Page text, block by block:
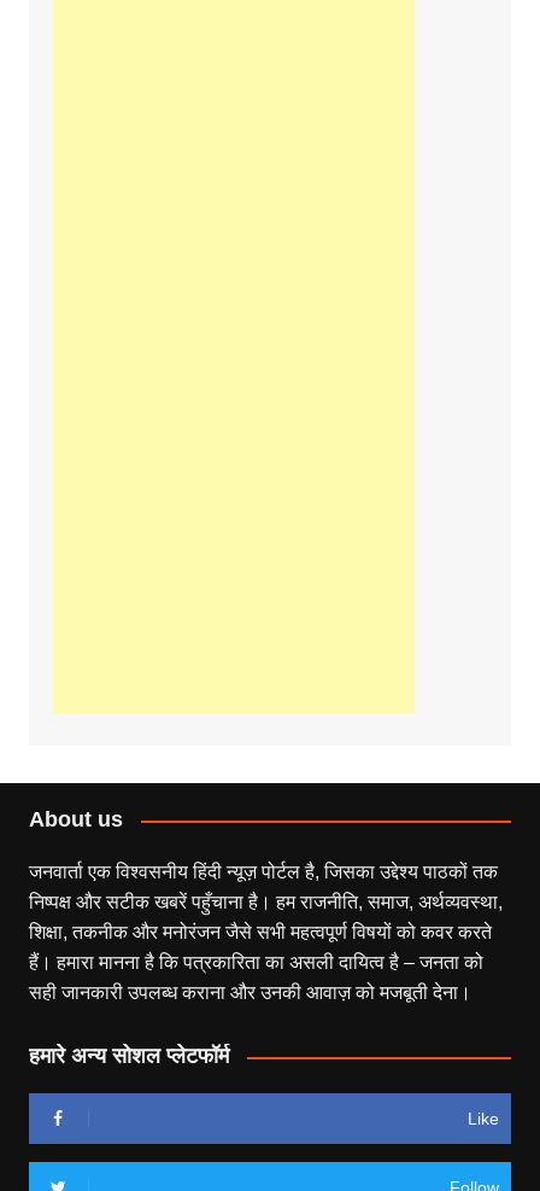
About us
जनवार्ता एक विश्वसनीय हिंदी न्यूज़ पोर्टल है, जिसका उद्देश्य पाठकों तक
निष्पक्ष और सटीक खबरें पहुँचाना है। हम राजनीति, समाज, अर्थव्यवस्था,
शिक्षा, तकनीक और मनोरंजन जैसे सभी महत्वपूर्ण विषयों को कवर करते
हैं। हमारा मानना है कि पत्रकारिता का असली दायित्व है – जनता को
सही जानकारी उपलब्ध कराना और उनकी आवाज़ को मजबूती देना।
हमारे अन्य सोशल प्लेटफॉर्म
Like